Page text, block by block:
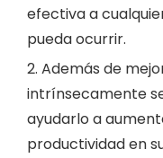
efectiva a
pueda ocurrir.
2. Además de
intrínsecamente
ayudarlo a
productividad en